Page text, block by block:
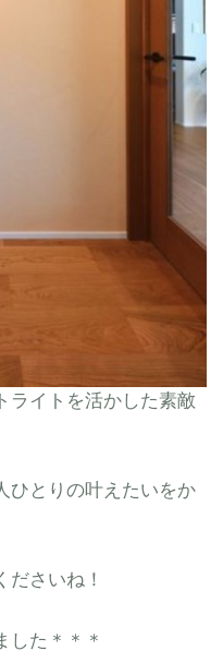
ライトを活かした素敵
ひとりの叶えたいをか
さいね！
した＊＊＊